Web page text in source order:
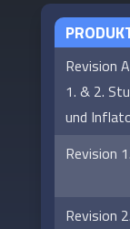
Revision
1. & 2.
und
Revision
Revision